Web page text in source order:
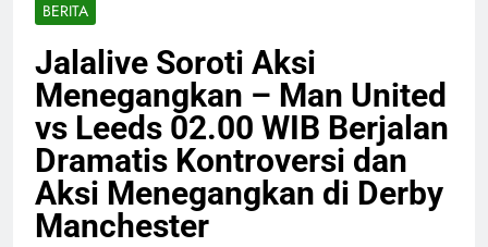
BERITA
Jalalive Soroti Aksi
Menegangkan – Man United
vs Leeds 02.00 WIB Berjalan
Dramatis Kontroversi dan
Aksi Menegangkan di Derby
Manchester